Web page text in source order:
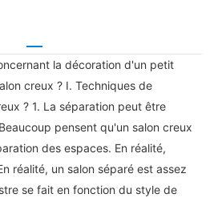
la décoration d'un petit
creux ? I. Techniques de
? 1. La séparation peut être
pensent qu'un salon creux
des espaces. En réalité,
réalité, un salon séparé est assez
se fait en fonction du style de